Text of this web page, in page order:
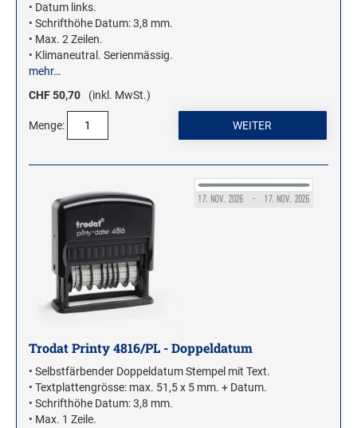
• Datum links.
• Schrifthöhe Datum: 3,8 mm.
• Max. 2 Zeilen.
• Klimaneutral. Serienmässig.
mehr…
CHF 50,70
(inkl. MwSt.)
Menge:
Trodat Printy 4816/PL - Doppeldatum
• Selbstfärbender Doppeldatum Stempel mit Text.
• Textplattengrösse: max. 51,5 x 5 mm. + Datum.
• Schrifthöhe Datum: 3,8 mm.
• Max. 1 Zeile.